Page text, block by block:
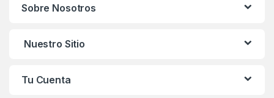
Sobre Nosotros
Nuestro Sitio
Tu Cuenta